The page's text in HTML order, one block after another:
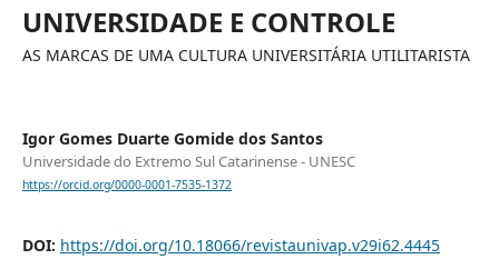
UNIVERSIDADE E CONTROLE
AS MARCAS DE UMA CULTURA UNIVERSITÁRIA UTILITARISTA
Igor Gomes Duarte Gomide dos Santos
Universidade do Extremo Sul Catarinense - UNESC
https://orcid.org/0000-0001-7535-1372
DOI: https://doi.org/10.18066/revistaunivap.v29i62.4445